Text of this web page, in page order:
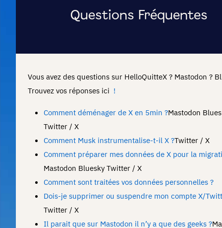
Questions Fréquentes
Vous avez des questions sur HelloQuitteX ? Mastodon ?
Trouvez vos réponses ici !
Comment déménager de X en 5min ?Mastodon
Twitter / X
Comment Musk instrumentalise-t-il X ?Twitter / X
Comment préparer mes données de X pour la
Mastodon Bluesky Twitter / X
Comment sont traitées vos données personnelles ?
Dois-je supprimer ou suspendre mon compte X/
Twitter / X
Il parait que sur Mastodon il n’y a que des geeks ?